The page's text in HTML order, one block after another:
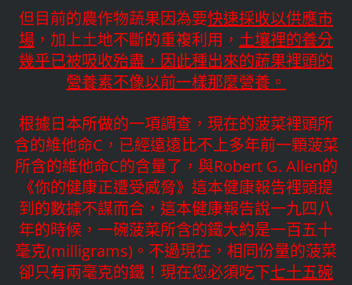
但目前的農作物蔬果因為要快速採收以供應市
場 ，加上土地不斷的重複利用， 土壤裡的養分
幾乎已被吸收殆盡，因此種出來的蔬果裡頭的
營養素不像以前一樣那麼營養。
根據日本所做的一項調查，現在的菠菜裡頭所
含的維他命C，已經遠遠比不上多年前一顆菠菜
所含的維他命C的含量了，與Robert G. Allen的
《你的健康正遭受威脅》這本健康報告裡頭提
到的數據不謀而合，這本健康報告說一九四八
年的時候，一碗菠菜所含的鐵大約是一百五十
毫克(milligrams)。不過現在，相同份量的菠菜
卻只有兩毫克的鐵！現在您必須吃下七十五碗